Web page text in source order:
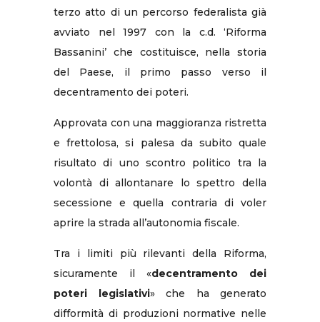
terzo atto di un percorso federalista già
avviato nel 1997 con la c.d. ‘Riforma
Bassanini’ che costituisce, nella storia
del Paese, il primo passo verso il
decentramento dei poteri.
Approvata con una maggioranza ristretta
e frettolosa, si palesa da subito quale
risultato di uno scontro politico tra la
volontà di allontanare lo spettro della
secessione e quella contraria di voler
aprire la strada all’autonomia fiscale.
Tra i limiti più rilevanti della Riforma,
sicuramente il «decentramento dei
poteri legislativi» che ha generato
difformità di produzioni normative nelle